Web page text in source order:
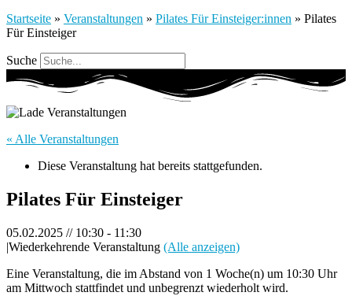
Startseite » Veranstaltungen » Pilates Für Einsteiger:innen » Pilates
Für Einsteiger
Suche
« Alle Veranstaltungen
Diese Veranstaltung hat bereits stattgefunden.
Pilates Für Einsteiger
05.02.2025 // 10:30 - 11:30
|Wiederkehrende Veranstaltung (Alle anzeigen)
Eine Veranstaltung, die im Abstand von 1 Woche(n) um 10:30 Uhr
am Mittwoch stattfindet und unbegrenzt wiederholt wird.